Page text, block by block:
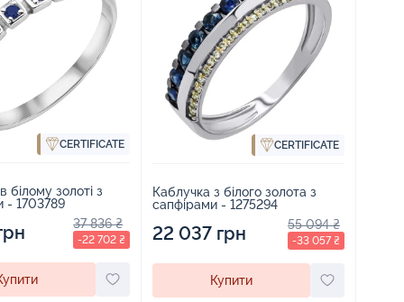
CERTIFICATE
білому золоті з
- 1703789
37 836 ₴
-22 702 ₴
CERTIFICATE
Каблучка з білого золота з
сапфірами - 1275294
22 037 грн 55 094 ₴
-33 057 ₴
Купити